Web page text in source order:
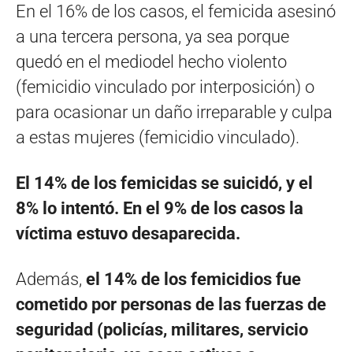
En el 16% de los casos, el femicida asesinó
a una tercera persona, ya sea porque
quedó en el mediodel hecho violento
(femicidio vinculado por interposición) o
para ocasionar un daño irreparable y culpa
a estas mujeres (femicidio vinculado).
El 14% de los femicidas se suicidó, y el
8% lo intentó. En el 9% de los casos la
víctima estuvo desaparecida.
Además, el 14% de los femicidios fue
cometido por personas de las fuerzas de
seguridad (policías, militares, servicio